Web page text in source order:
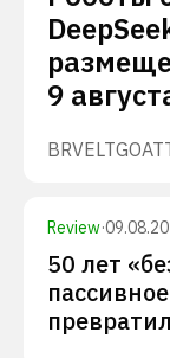
9
BRVELTGO
Review·
50 лет